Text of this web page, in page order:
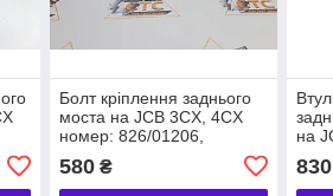
Болт кріплення заднього
моста на JCB 3CX, 4CX
номер: 826/01206,
580₴
на
830